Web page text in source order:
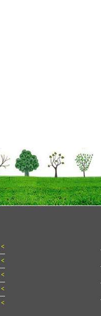
>
>
>
>
>